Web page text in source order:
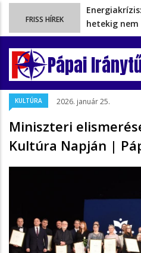
FRISS HÍREK
hetekig
A spanyol
tengeren
Rétvári
hátrál ki a
Magyar
energia-
Ezért
Pápai
KULTÚRA 2026. január 25.
Miniszteri
Kultúra Napján |